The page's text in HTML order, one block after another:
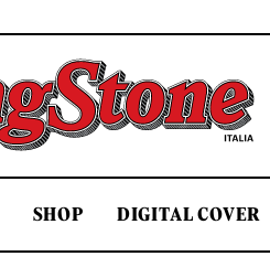
Rolling Stone Italia
SHOP DIGITAL COVER